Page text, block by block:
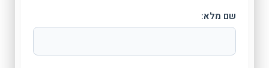
שם מלא: